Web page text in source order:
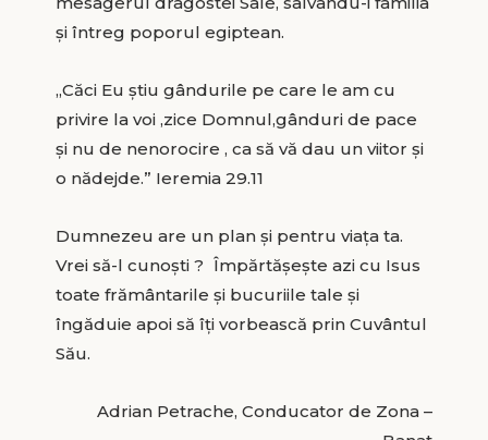
și întreg poporul egiptean.
„Căci Eu știu gândurile pe care le am cu
privire la voi ,zice Domnul,gânduri de pace
și nu de nenorocire , ca să vă dau un viitor și
o nădejde.” Ieremia 29.11
Dumnezeu are un plan și pentru viața ta.
Vrei să-l cunoști ? Împărtășește azi cu Isus
toate frământarile și bucuriile tale și
îngăduie apoi să îți vorbească prin Cuvântul
Său.
Adrian Petrache, Conducator de Zona –